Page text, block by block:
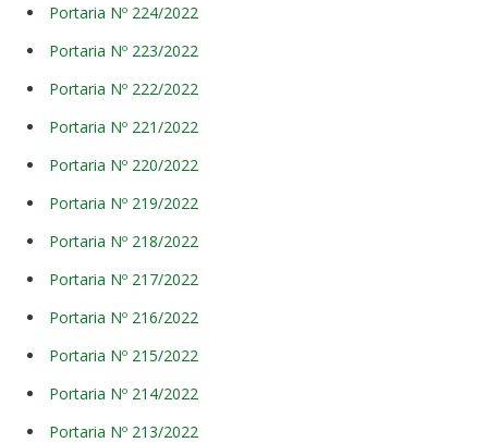
Portaria Nº 224/2022
Portaria Nº 223/2022
Portaria Nº 222/2022
Portaria Nº 221/2022
Portaria Nº 220/2022
Portaria Nº 219/2022
Portaria Nº 218/2022
Portaria Nº 217/2022
Portaria Nº 216/2022
Portaria Nº 215/2022
Portaria Nº 214/2022
Portaria Nº 213/2022